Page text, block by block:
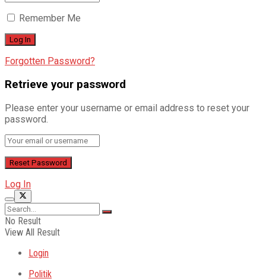
Remember Me
Forgotten Password?
Retrieve your password
Please enter your username or email address to reset your
password.
Log In
No Result
View All Result
Login
Politik